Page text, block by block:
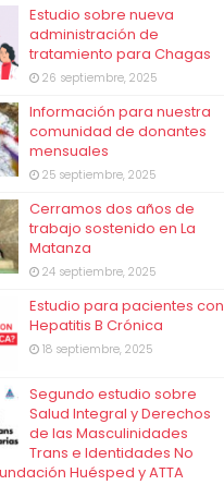
Estudio sobre nueva
administración de
tratamiento para Chagas
26 septiembre, 2025
Información para nuestra
comunidad de donantes
mensuales
25 septiembre, 2025
Cerramos dos años de
trabajo sostenido en La
Matanza
24 septiembre, 2025
Estudio para pacientes con
Hepatitis B Crónica
18 septiembre, 2025
Segundo estudio sobre
Salud Integral y Derechos
de las Masculinidades
Trans e Identidades No
Huésped y ATTA